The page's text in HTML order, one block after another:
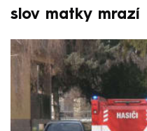
slov matky mrazí